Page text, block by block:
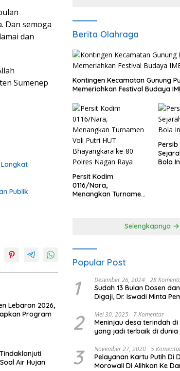
Dan semoga
dan
Sumenep
Publik
Lebaran 2026,
Program
Air Hujan
Berita Olahraga
Kontingen Kecamatan Gunung
Memeriahkan Festival Budaya
Persit Kodim
0116/Nara,
Menangkan Turnamen
Bola
Selengkapnya
Popular Post
1 Desember 26, 2024 28
Sudah 13 Bulan Dosen
Digaji, Dr. Iswadi Minta
2 Mei 30, 2025 7 Komentar
Meninjau desa terindah
yang jadi terbaik di dunia
3 November 27, 2020 5
Pelayanan Kartu Putih Di
Morowali Di Alihkan Ke